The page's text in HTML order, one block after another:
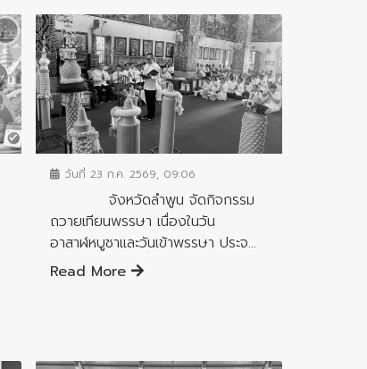
ข่าวประชาสัมพันธ์
วันที่ 23 ก.ค. 2569, 09:06
จังหวัดลำพูน จัดกิจกรรม
ถวายเทียนพรรษา เนื่องในวัน
อาสาฬหบูชาและวันเข้าพรรษา ประจ...
Read More